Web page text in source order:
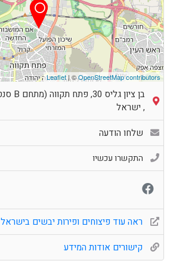
Leaflet| ©OpenStreetMap contributors
בן ציון גליס 30, פתח תקווה (מתחם B סנטר)
, ישראל
שלחו הודעה
התקשרו עכשיו
ראה עוד פיצוחים ופירות יבשים בישראל
קישורים אודות המידע